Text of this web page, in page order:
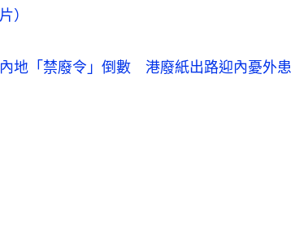
片）
內地「禁廢令」倒數　港廢紙出路迎內憂外